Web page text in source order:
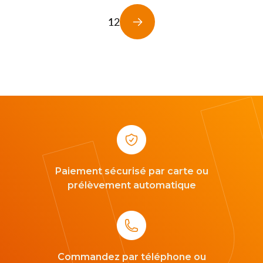
12 Suivant
Paiement sécurisé par carte ou
prélèvement automatique
Commandez par téléphone ou